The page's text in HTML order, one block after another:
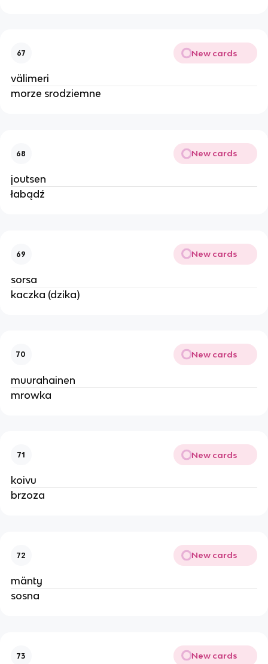
67 New cards
välimeri
morze srodziemne
68 New cards
joutsen
łabądź
69 New cards
sorsa
kaczka (dzika)
70 New cards
muurahainen
mrowka
71 New cards
koivu
brzoza
72 New cards
mänty
sosna
73 New cards